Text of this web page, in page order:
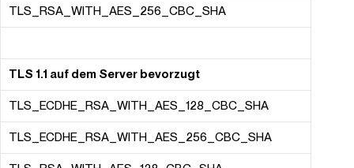
TLS_RSA_WITH_AES_256_CBC_SHA
TLS 1.1 auf dem Server bevorzugt
TLS_ECDHE_RSA_WITH_AES_128_CBC_SHA
TLS_ECDHE_RSA_WITH_AES_256_CBC_SHA